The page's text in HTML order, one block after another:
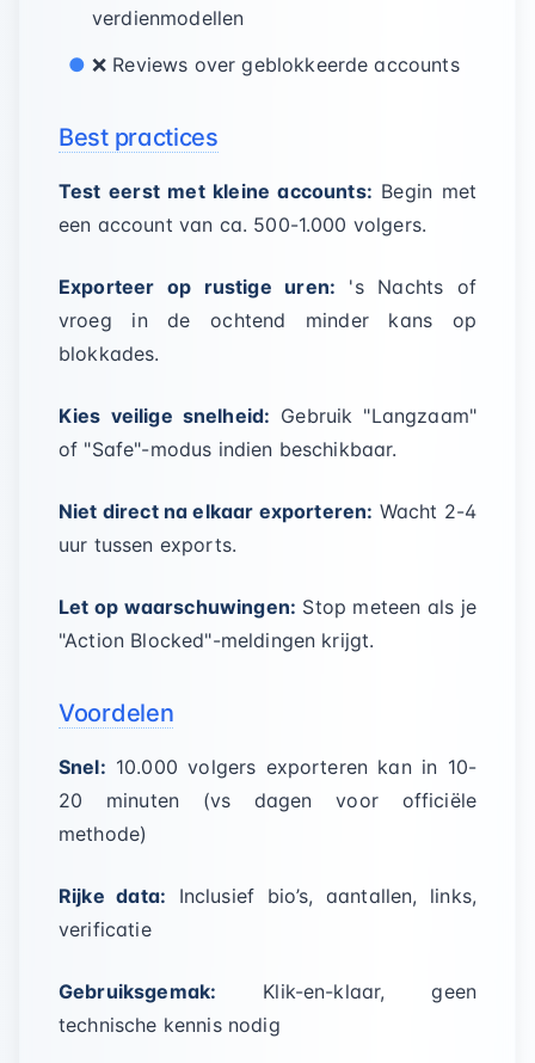
verdienmodellen
❌ Reviews over geblokkeerde accounts
Best practices
Test eerst met kleine accounts: Begin met
een account van ca. 500-1.000 volgers.
Exporteer op rustige uren: 's Nachts of
vroeg in de ochtend minder kans op
blokkades.
Kies veilige snelheid: Gebruik "Langzaam"
of "Safe"-modus indien beschikbaar.
Niet direct na elkaar exporteren: Wacht 2-4
uur tussen exports.
Let op waarschuwingen: Stop meteen als je
"Action Blocked"-meldingen krijgt.
Voordelen
Snel: 10.000 volgers exporteren kan in 10-
20 minuten (vs dagen voor officiële
methode)
Rijke data: Inclusief bio’s, aantallen, links,
verificatie
Gebruiksgemak: Klik-en-klaar, geen
technische kennis nodig